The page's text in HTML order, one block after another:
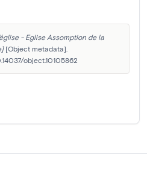
- Eglise Assomption de la
[Object metadata].
object.10105862